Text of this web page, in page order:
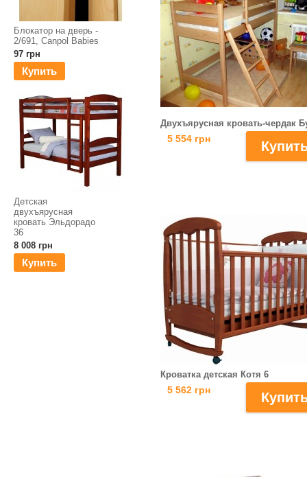
Блокатор на дверь -
2/691, Canpol Babies
97 грн
Купить
Детская
двухъярусная
кровать Эльдорадо
36
8 008 грн
Купить
Двухъярусная кровать-чердак
5 554 грн
Кроватка детская Котя 6
5 562 грн